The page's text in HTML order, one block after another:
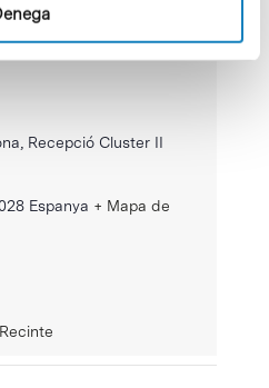
Recepció Cluster II
Espanya + Mapa de